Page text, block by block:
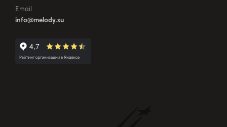
Email
info@melody.su